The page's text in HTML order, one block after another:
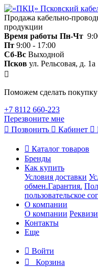
Продажа кабельно-
продукции
Время работы Пн-Чт
Пт 9:00 - 17:00
Сб-Вс Выходной
Псков ул. Рельсовая, д. 1а
Поможем сделать покупку
+7 8112 660-223
Перезвоните мне
Позвонить
Кабинет
Каталог товаров
Бренды
Как купить
Условия доставки
обмен.Гарантия.
пользовательское
О компании
О компании
Контакты
Еще
Войти
Корзина